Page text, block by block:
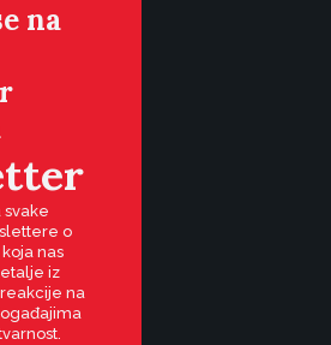
na
svake
o
nas
iz
na